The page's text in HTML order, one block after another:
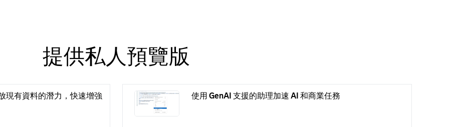
提供私人預覽版
現有資料的潛力，快速增強
使用 GenAI 支援的助理加速 AI 和商業任務